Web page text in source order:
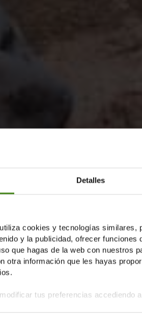
Detalles
cookies y tecnologías similares,
y la publicidad, ofrecer
que hagas de la web con nuestros
otra información que les hayas
tus preferencias accediendo